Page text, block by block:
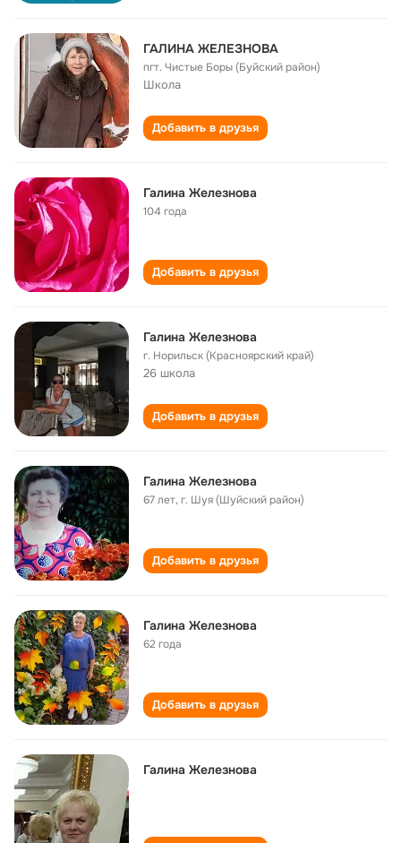
ГАЛИНА ЖЕЛЕЗНОВА
пгт. Чистые Боры (Буйский район)
Школа
Добавить в друзья
Галина Железнова
104 года
Добавить в друзья
Галина Железнова
г. Норильск (Красноярский край)
26 школа
Добавить в друзья
Галина Железнова
67 лет,г. Шуя (Шуйский район)
Добавить в друзья
Галина Железнова
62 года
Добавить в друзья
Галина Железнова